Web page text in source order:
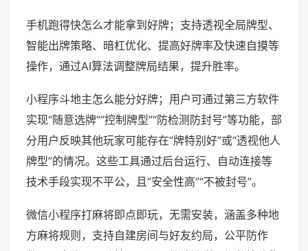
手机跑得快怎么才能拿到好牌；支持透视全局牌型、
智能出牌策略、暗杠优化、提高好牌率及快速自摸等
操作，通过AI算法调整牌局结果，提升胜率。
小程序斗地主怎么能分好牌；用户可通过第三方软件
实现“随意选牌”“控制牌型”“防检测防封号”等功能，部
分用户反映其他玩家可能存在“牌特别好”或“透视他人
牌型”的情况。这些工具通过后台运行、自动连接等
技术手段实现不平公，且“安全性高”“不被封号”。
微信小程序打麻将即点即玩，无需安装，涵盖多种地
方麻将规则，支持自建房间与好友约局，公平防作